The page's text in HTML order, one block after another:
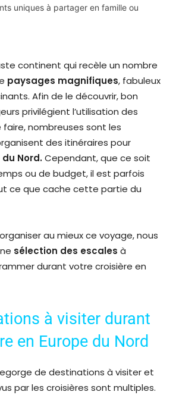
uniques à partager en famille ou
continent qui recèle un nombre
paysages magnifiques, fabuleux
Afin de le découvrir, bon
privilégient l’utilisation des
faire, nombreuses sont les
des itinéraires pour
du Nord.Cependant, que ce soit
ou de budget, il est parfois
ce que cache cette partie du
au mieux ce voyage, nous
sélection des escales à
durant votre croisière en
à visiter durant
en Europe du Nord
regorge de destinations à visiter et
par les croisières sont multiples.